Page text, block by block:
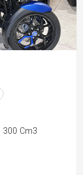
300 Cm3